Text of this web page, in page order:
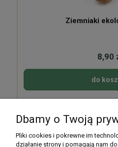
Ziemniaki
8,90
do
Dbamy o Twoją
Pliki cookies i pokrewne im
działanie strony i pomagają nam